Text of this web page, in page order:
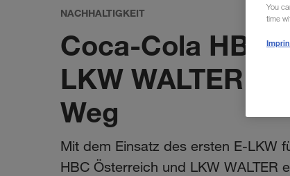
NACHHALTIGKEIT
Coca-Cola HBC
LKW WALTER
Weg
Mit dem Einsatz des ersten E-LKW
HBC Österreich und LKW WALTER
You
time